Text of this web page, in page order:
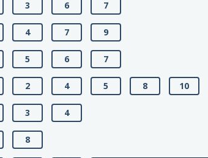
3 6 7
4 7 9
5 6 7
2 4 5 8 10
3 4
8